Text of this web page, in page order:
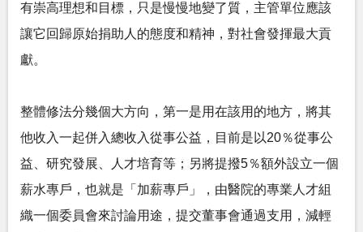
有崇高理想和目標，只是慢慢地變了質，主管單位應該
讓它回歸原始捐助人的態度和精神，對社會發揮最大貢
獻。
整體修法分幾個大方向，第一是用在該用的地方，將其
他收入一起併入總收入從事公益，目前是以20％從事公
益、研究發展、人才培育等；另將提撥5％額外設立一個
薪水專戶，也就是「加薪專戶」，由醫院的專業人才組
織一個委員會來討論用途，提交董事會通過支用，減輕